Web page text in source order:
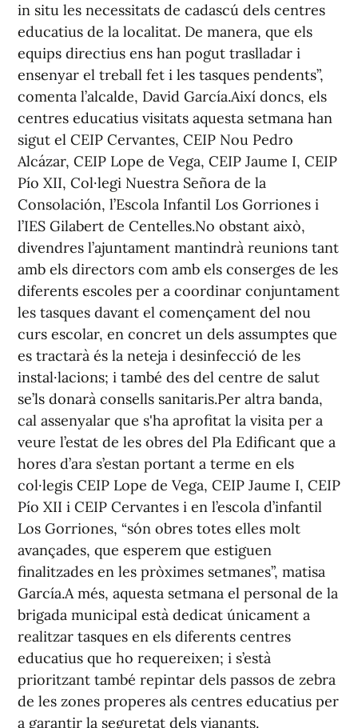
in situ les necessitats de cadascú dels centres
educatius de la localitat. De manera, que els
equips directius ens han pogut traslladar i
ensenyar el treball fet i les tasques pendents”,
comenta l’alcalde, David García.Així doncs, els
centres educatius visitats aquesta setmana han
sigut el CEIP Cervantes, CEIP Nou Pedro
Alcázar, CEIP Lope de Vega, CEIP Jaume I, CEIP
Pío XII, Col·legi Nuestra Señora de la
Consolación, l’Escola Infantil Los Gorriones i
l’IES Gilabert de Centelles.No obstant això,
divendres l’ajuntament mantindrà reunions tant
amb els directors com amb els conserges de les
diferents escoles per a coordinar conjuntament
les tasques davant el començament del nou
curs escolar, en concret un dels assumptes que
es tractarà és la neteja i desinfecció de les
instal·lacions; i també des del centre de salut
se’ls donarà consells sanitaris.Per altra banda,
cal assenyalar que s'ha aprofitat la visita per a
veure l’estat de les obres del Pla Edificant que a
hores d’ara s’estan portant a terme en els
col·legis CEIP Lope de Vega, CEIP Jaume I, CEIP
Pío XII i CEIP Cervantes i en l’escola d’infantil
Los Gorriones, “són obres totes elles molt
avançades, que esperem que estiguen
finalitzades en les pròximes setmanes”, matisa
García.A més, aquesta setmana el personal de la
brigada municipal està dedicat únicament a
realitzar tasques en els diferents centres
educatius que ho requereixen; i s’està
prioritzant també repintar dels passos de zebra
de les zones properes als centres educatius per
a garantir la seguretat dels vianants.